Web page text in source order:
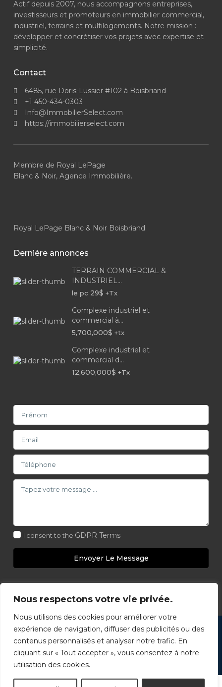
Nous respectons votre vie privée.
Nous utilisons des cookies pour améliorer votre
expérience de navigation, diffuser des publicités ou des
contenus personnalisés et analyser notre trafic. En
cliquant sur « Tout accepter », vous consentez à notre
utilisation des cookies.
Actif depuis 2007, nous accompagnons entreprises,
investisseurs et promoteurs en immobilier commercial,
industriel, terrains et multilogements. Notre mission :
développer et concrétiser vos projets avec expertise et
simplicité.
Contact
6485, rue Doris-Lussier #102 à Boisbriand
+1 450-434-0303
Info@ImmobilierSelect.com
https://immobilierselect.com
Membre de Royal LePage
Blanc & Noir, Agence Immobilière.
Royal LePage Blanc & Noir Boisbriand
Dernière annonces
TERRAIN COMMERCIAL &
INDUSTRIEL...
le pc 29$ +Tx
Complexe industriel et
commercial à...
5,700,000$ +tx
Complexe industriel et
commercial d...
12,600,000$ +Tx
I consent to the GDPR Terms
Envoyer Le Message
Copyright 2026 - Club Elite Immobilier - Groupe
Immobilier Select. Immobilier Commercial - Tous droits
réservés - www.ImmobilierSelect.com
Retour accueil